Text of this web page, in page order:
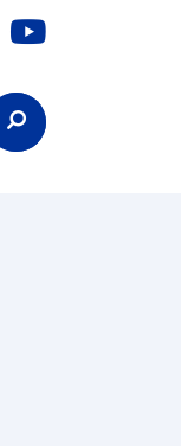
Youtube
Suchbegriffe